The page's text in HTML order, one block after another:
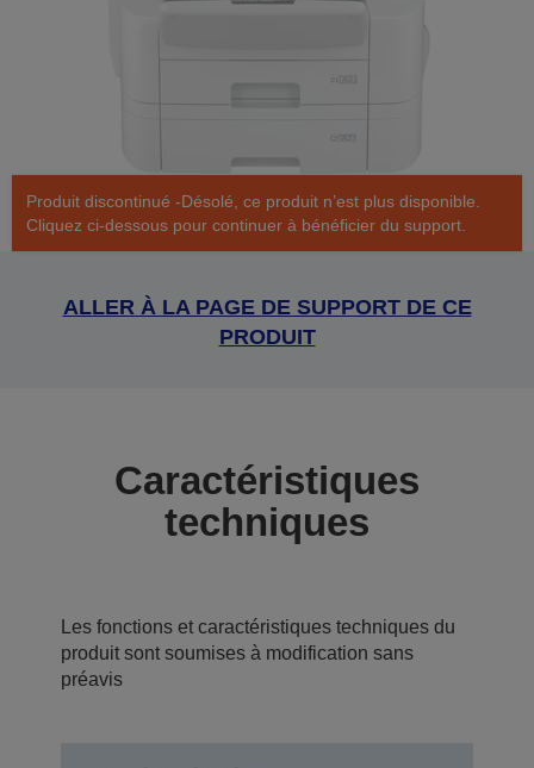
Produit discontinué -Désolé, ce produit n’est plus disponible.
Cliquez ci-dessous pour continuer à bénéficier du support.
ALLER À LA PAGE DE SUPPORT DE CE
PRODUIT
Caractéristiques
techniques
Les fonctions et caractéristiques techniques du
produit sont soumises à modification sans
préavis